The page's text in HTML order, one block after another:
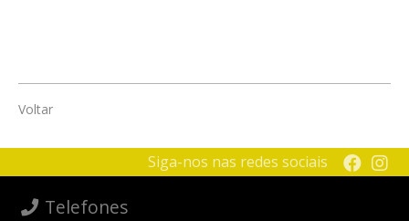
Voltar
Siga-nos nas redes sociais
Telefones